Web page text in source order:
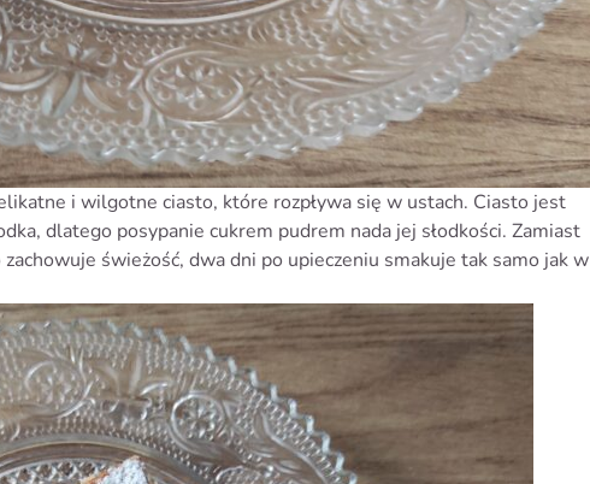
i wilgotne ciasto, które rozpływa się w ustach. Ciasto jest
dlatego posypanie cukrem pudrem nada jej słodkości. Zamiast
świeżość, dwa dni po upieczeniu smakuje tak samo jak w